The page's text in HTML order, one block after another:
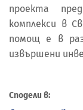
проекта
комплекси в
помощ е в
извършени
Сподели в: